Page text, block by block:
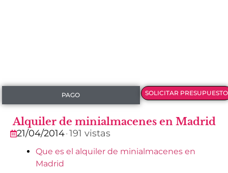
PAGO SOLICITAR PRESUPUESTO
Alquiler de minialmacenes en Madrid
21/04/2014·191 vistas
Que es el alquiler de minialmacenes en
Madrid